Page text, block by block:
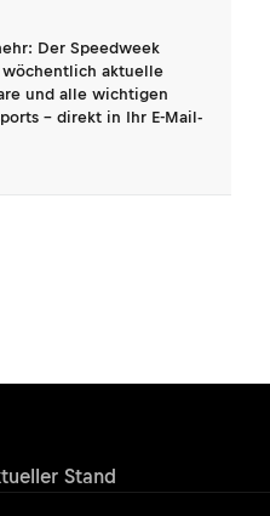
Der Speedweek
aktuelle
und alle wichtigen
- direkt in Ihr E-Mail-
Stand